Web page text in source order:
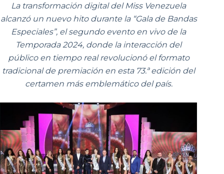
La transformación digital del Miss Venezuela
alcanzó un nuevo hito durante la “Gala de Bandas
Especiales”, el segundo evento en vivo de la
Temporada 2024, donde la interacción del
público en tiempo real revolucionó el formato
tradicional de premiación en esta 73.ª edición del
certamen más emblemático del país.